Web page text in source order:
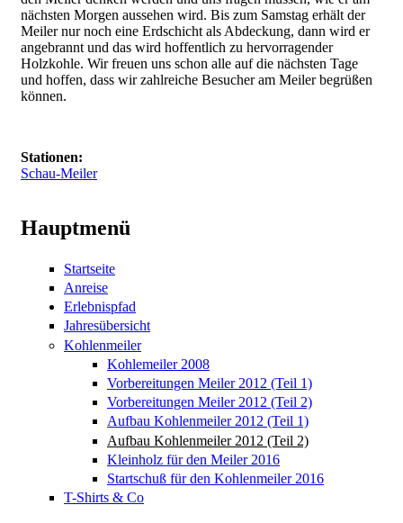
nächsten Morgen aussehen wird. Bis zum Samstag erhält der
Meiler nur noch eine Erdschicht als Abdeckung, dann wird er
angebrannt und das wird hoffentlich zu hervorragender
Holzkohle. Wir freuen uns schon alle auf die nächsten Tage
und hoffen, dass wir zahlreiche Besucher am Meiler begrüßen
können.
Stationen:
Schau-Meiler
Hauptmenü
Startseite
Anreise
Erlebnispfad
Jahresübersicht
Kohlenmeiler
Kohlemeiler 2008
Vorbereitungen Meiler 2012 (Teil 1)
Vorbereitungen Meiler 2012 (Teil 2)
Aufbau Kohlenmeiler 2012 (Teil 1)
Aufbau Kohlenmeiler 2012 (Teil 2)
Kleinholz für den Meiler 2016
Startschuß für den Kohlenmeiler 2016
T-Shirts & Co